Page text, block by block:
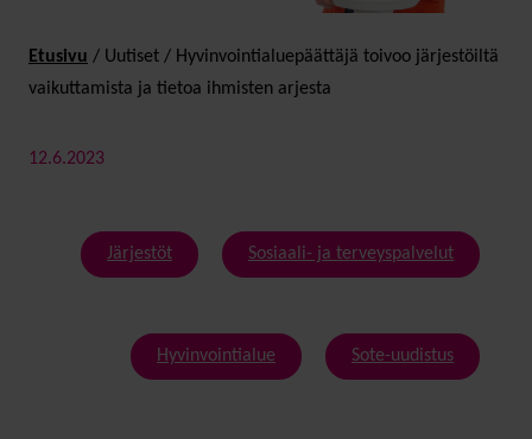
Etusivu / Uutiset / Hyvinvointi­alue­päättäjä toivoo järjestöiltä
vaikutta­mista ja tietoa ihmisten arjesta
12.6.2023
Järjestöt Sosiaali- ja terveyspalvelut
Hyvinvointialue Sote-uudistus